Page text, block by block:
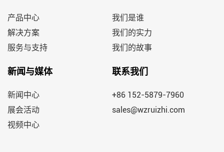
产品中心
解决方案
服务与支持
我们是谁
我们的实力
我们的故事
新闻与媒体
新闻中心
展会活动
视频中心
联系我们
+86 152-5879-7960
sales@wzruizhi.com